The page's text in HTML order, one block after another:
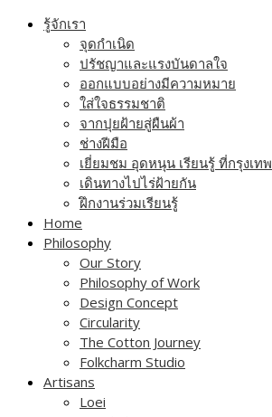
Skip
รู้จักเรา
จุดกำเนิด
ปรัชญาและแรงบันดาลใจ
ออกแบบอย่างมีความหมาย
ใส่ใจธรรมชาติ
จากปุยฝ้ายสู่ผืนผ้า
ช่างฝีมือ
เยี่ยมชม อุดหนุน เรียนรู้ ที่กรุงเทพ
เดินทางไปไร่ฝ้ายกัน
ฝึกงานร่วมเรียนรู้
Home
Philosophy
Our Story
Philosophy of Work
Design Concept
Circularity
The Cotton Journey
Folkcharm Studio
Artisans
Loei